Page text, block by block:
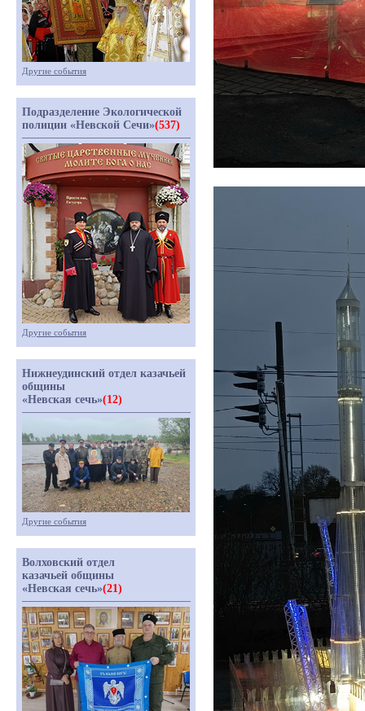
Другие события
Подразделение Экологической
полиции «Невской Сечи»(537)
Другие события
Нижнеудинский отдел казачьей
общины
«Невская сечь»(12)
Другие события
Волховский отдел
казачьей общины
«Невская сечь»(21)